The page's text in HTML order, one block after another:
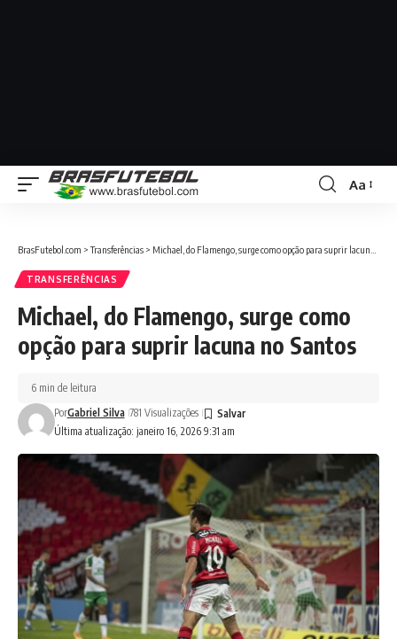
Aa
BrasFutebol.com >Transferências > Michael, do Flamengo, surge como opção para suprir lacuna no Santos
TRANSFERÊNCIAS
Michael, do Flamengo, surge como
opção para suprir lacuna no Santos
Última atualização: janeiro 16, 2026 9:31 am
PorGabriel Silva 781 Visualizações
6 min de leitura